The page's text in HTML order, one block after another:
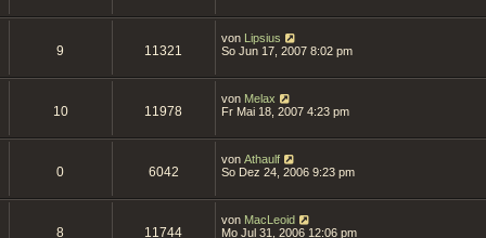
9 11321
von Lipsius
So Jun 17, 2007 8:02 pm
10 11978
von Melax
Fr Mai 18, 2007 4:23 pm
0 6042
von Athaulf
So Dez 24, 2006 9:23 pm
8 11744
von MacLeoid
Mo Jul 31, 2006 12:06 pm